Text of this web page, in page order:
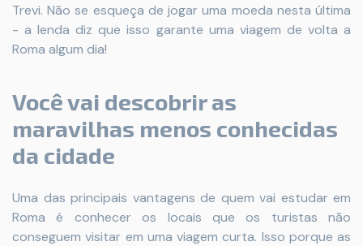
Trevi. Não se esqueça de jogar uma moeda nesta última
- a lenda diz que isso garante uma viagem de volta a
Roma algum dia!
Você vai descobrir as
maravilhas menos conhecidas
da cidade
Uma das principais vantagens de quem vai estudar em
Roma é conhecer os locais que os turistas não
conseguem visitar em uma viagem curta. Isso porque as